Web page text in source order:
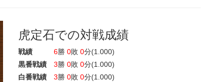
虎定石での対戦成績
戦績 6勝 0敗 0分(1.000)
黒番戦績
3勝 0敗 0分(1.000)
白番戦績
3勝 0敗 0分(1.000)